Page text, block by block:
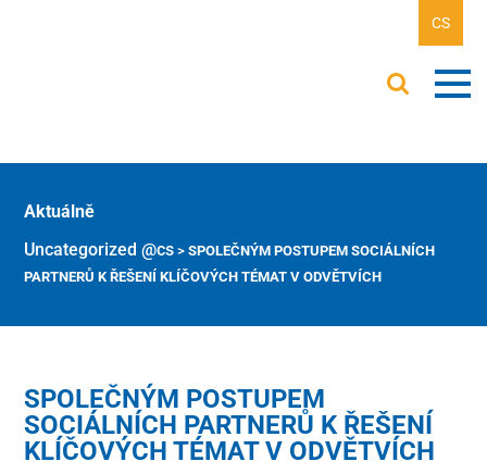
CS
Aktuálně
Uncategorized @cs >SPOLEČNÝM POSTUPEM SOCIÁLNÍCH
PARTNERŮ K ŘEŠENÍ KLÍČOVÝCH TÉMAT V ODVĚTVÍCH
SPOLEČNÝM POSTUPEM
SOCIÁLNÍCH PARTNERŮ K ŘEŠENÍ
KLÍČOVÝCH TÉMAT V ODVĚTVÍCH